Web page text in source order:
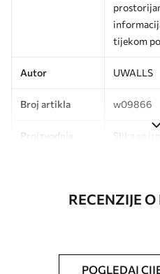
tijekom
Autor UWALLS
Broj artikla w09866
Proizvodnja
Slika se
Možete
spužvom.
RECENZIJE
POGLEDAJ